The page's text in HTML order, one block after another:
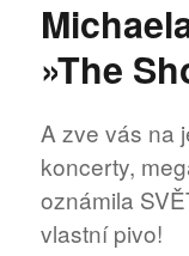
»The
A zve vás na
koncerty,
oznámila
vlastní pivo!